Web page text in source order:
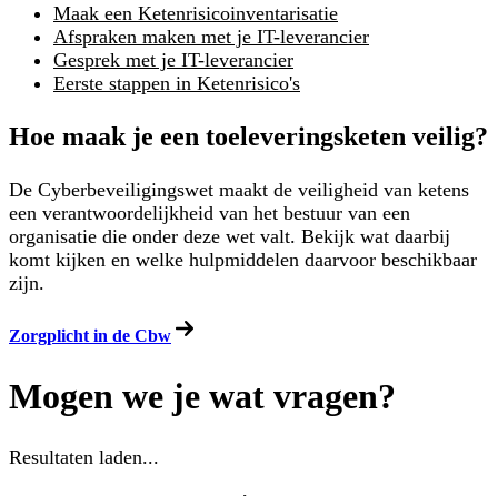
Maak een Ketenrisicoinventarisatie
Afspraken maken met je IT-leverancier
Gesprek met je IT-leverancier
Eerste stappen in Ketenrisico's
Hoe maak je een toeleveringsketen veilig?
De Cyberbeveiligingswet maakt de veiligheid van ketens
een verantwoordelijkheid van het bestuur van een
organisatie die onder deze wet valt. Bekijk wat daarbij
komt kijken en welke hulpmiddelen daarvoor beschikbaar
zijn.
Zorgplicht in de Cbw
Mogen we je wat vragen?
Resultaten laden...